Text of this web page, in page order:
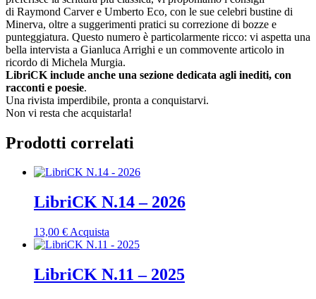
di Raymond Carvere Umberto Eco, con le sue celebri bustine di
Minerva, oltre a suggerimenti pratici su correzione di bozze e
punteggiatura. Questo numero è particolarmente ricco: vi aspetta una
bella intervista a Gianluca Arrighi e un commovente articolo in
ricordo di Michela Murgia.
LibriCK include anche una sezione dedicata agli inediti, con
racconti e poesie.
Una rivista imperdibile, pronta a conquistarvi.
Non vi resta che acquistarla!
Prodotti correlati
LibriCK N.14 – 2026
13,00 € Acquista
LibriCK N.11 – 2025